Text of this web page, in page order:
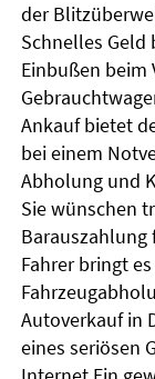
der
Schnelles
Einbußen beim
Ankauf bietet
bei einem
Abholung und
Sie wünschen
Barauszahlung
Fahrer bringt
Autoverkauf in
eines seriösen